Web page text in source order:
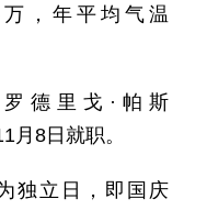
，年平均气温
德里戈·帕斯
月8日就职。
独立日，即国庆